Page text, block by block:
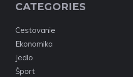
CATEGORIES
Cestovanie
Ekonomika
Jedlo
Šport